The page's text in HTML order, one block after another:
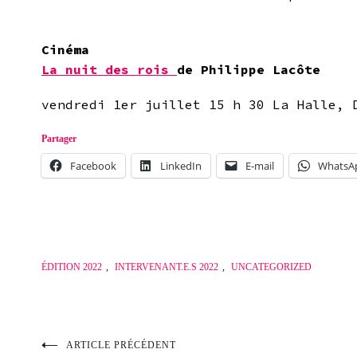
Cinéma
La nuit des rois de Philippe Lacôte
vendredi 1er juillet 15 h 30 La Halle,
Partager
Facebook LinkedIn E-mail
ÉDITION 2022 , INTERVENANT.E.S 2022 , UNCATEGORIZED
ARTICLE PRÉCÉDENT